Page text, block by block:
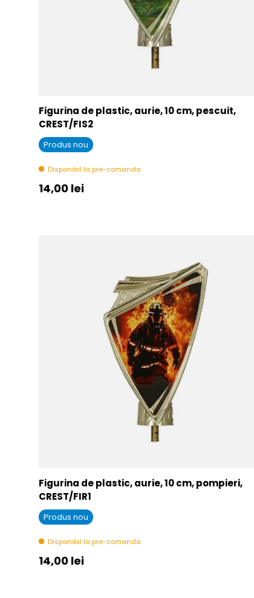
Figurina de plastic, aurie, 10 cm, pescuit,
CREST/FIS2
Produs nou
Disponibil la pre-comanda
Pret initial
14,00 lei
Figurina de plastic, aurie, 10 cm, pompieri,
CREST/FIR1
Produs nou
Disponibil la pre-comanda
Pret initial
14,00 lei